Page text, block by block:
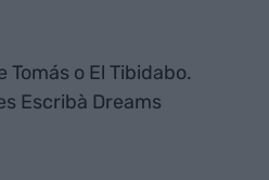
o El Tibidabo.
Escribà Dreams